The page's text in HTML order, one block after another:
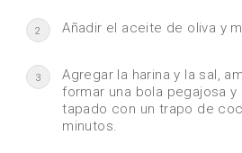
2 Añadir el aceite de oliva y
3
Agregar la harina y la sal,
formar una bola pegajosa
tapado con un trapo de
minutos.